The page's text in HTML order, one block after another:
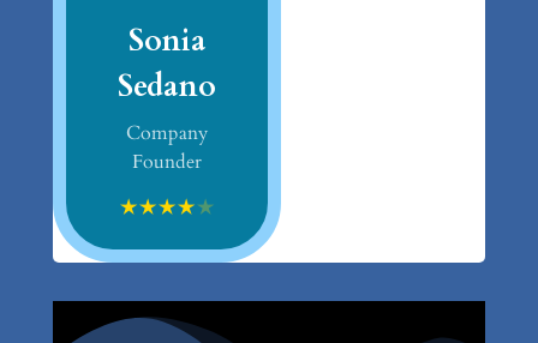
Sonia
Sedano
Company
Founder
★★★★★